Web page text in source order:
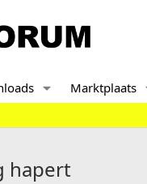
Marktplaats
hapert